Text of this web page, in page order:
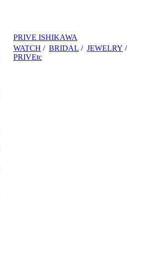
PRIVE ISHIKAWA
WATCH / BRIDAL / JEWELRY /
PRIVEtc